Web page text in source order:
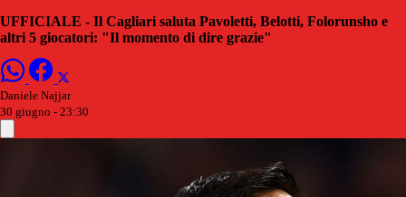
UFFICIALE - Il Cagliari saluta Pavoletti, Belotti, Folorunsho e
altri 5 giocatori: "Il momento di dire grazie"
Daniele Najjar
30 giugno - 23:30